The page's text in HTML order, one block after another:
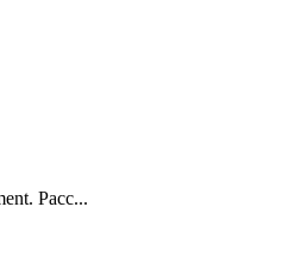
Расс...